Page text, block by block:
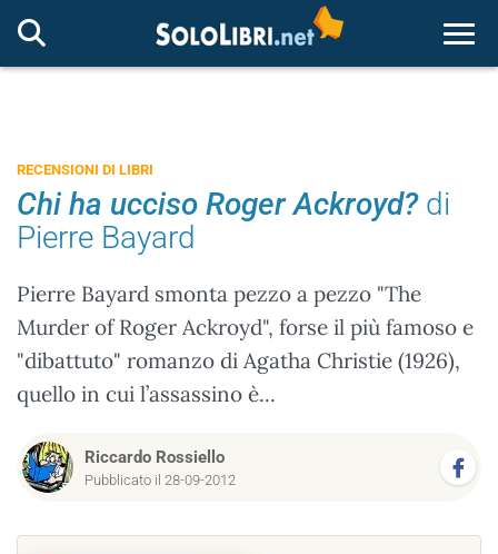
RECENSIONI DI LIBRI
Chi ha ucciso Roger Ackroyd?di
Pierre Bayard
Pierre Bayard smonta pezzo a pezzo "The
Murder of Roger Ackroyd", forse il più famoso e
"dibattuto" romanzo di Agatha Christie (1926),
quello in cui l’assassino è...
Riccardo Rossiello
Pubblicato il 28-09-2012